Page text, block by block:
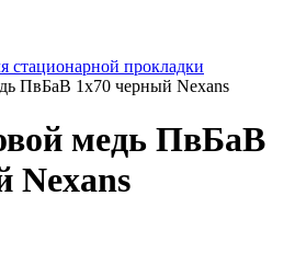
стационарной прокладки
ПвБаВ 1x70 черный Nexans
медь ПвБаВ
Nexans